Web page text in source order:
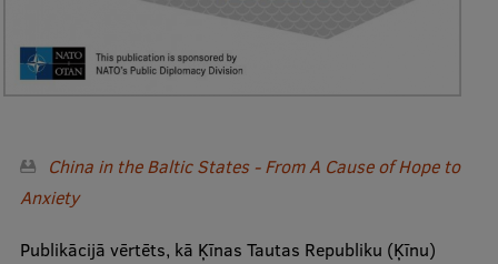
Studiju un vides pieejamība
Dati par 2025. gadu
Mūžizglītība
China in the Baltic States - From A Cause of Hope to
Anxiety
Publikācijā vērtēts, kā Ķīnas Tautas Republiku (Ķīnu)